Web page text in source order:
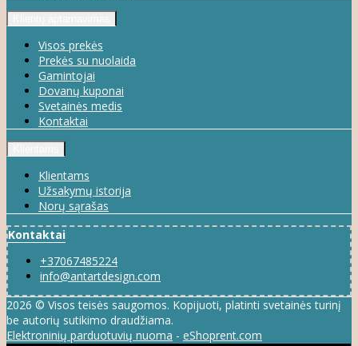
Visos prekės
Prekės su nuolaida
Gamintojai
Dovanų kuponai
Svetainės medis
Kontaktai
Klientams
Užsakymų istorija
Norų sąrašas
Kontaktai
+37067485224
info@antartdesign.com
2026 © Visos teisės saugomos. Kopijuoti, platinti svetainės turinį
be autorių sutikimo draudžiama.
Elektroninių parduotuvių nuoma - eShoprent.com